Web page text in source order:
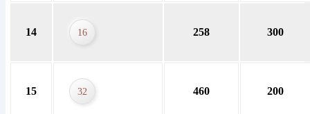
14 16 258 300
15 32 460 200